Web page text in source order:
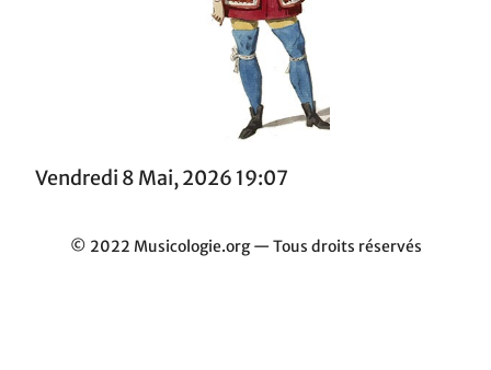
Vendredi 8 Mai, 2026 19:07
© 2022 Musicologie.org — Tous droits réservés